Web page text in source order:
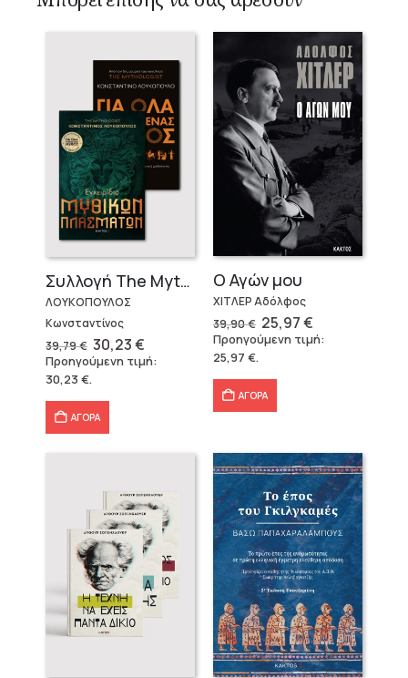
Συλλογή The Mythologist (2 βιβλία)
ΛΟΥΚΟΠΟΥΛΟΣ
Κωνσταντίνος
39,79€ Original
price
was:
39,79 €.
30,23€Η
τρέχουσα
τιμή
Προηγούμενη τιμή:
30,23€.
ΑΓΟΡΑ
Ο Αγών μου
ΧΙΤΛΕΡ Αδόλφος
39,90€ Original
price
was:
25,97€Η
τρέχουσα
τιμή
Προηγούμενη τιμή:
25,97 €.
ΑΓΟΡΑ